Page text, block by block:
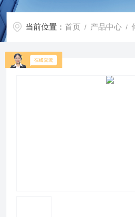
当前位置：首页 / 产品中心 /